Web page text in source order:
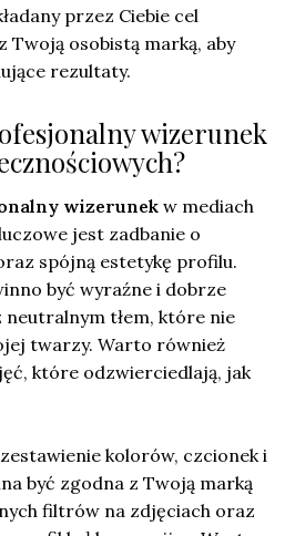
przez Ciebie cel
Twoją osobistą marką, aby
rezultaty.
wizerunek
wizerunekw mediach
jest zadbanie o
spójną estetykę profilu.
być wyraźne i dobrze
tłem, które nie
twarzy. Warto również
które odzwierciedlają, jak
kolorów, czcionek i
być zgodna z Twoją marką
filtrów na zdjęciach oraz